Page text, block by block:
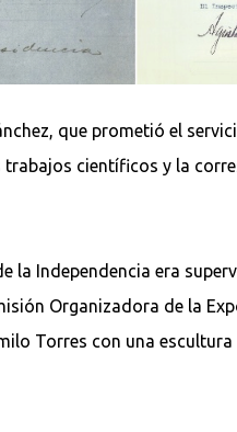
que prometió el
científicos y la
la Independencia era
Organizadora de la
Torres con una